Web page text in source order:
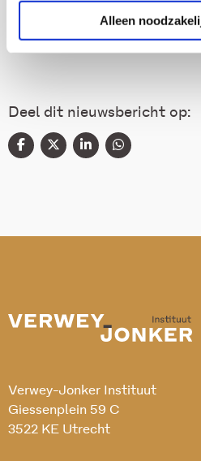
Alleen
Deel dit nieuwsbericht op:
Verwey-Jonker Instituut
Giessenplein 59 C
3522 KE Utrecht